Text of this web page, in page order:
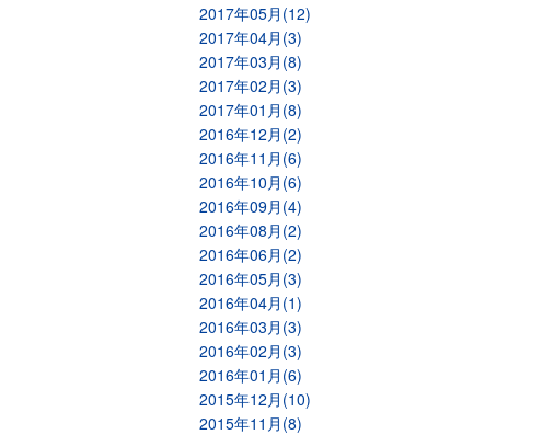
2017年05月(12)
2017年04月(3)
2017年03月(8)
2017年02月(3)
2017年01月(8)
2016年12月(2)
2016年11月(6)
2016年10月(6)
2016年09月(4)
2016年08月(2)
2016年06月(2)
2016年05月(3)
2016年04月(1)
2016年03月(3)
2016年02月(3)
2016年01月(6)
2015年12月(10)
2015年11月(8)